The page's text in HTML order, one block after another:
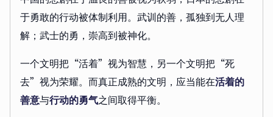
于勇敢的行动被体制利用。武训的善，孤独到无人理
解；武士的勇，崇高到被神化。
一个文明把“活着”视为智慧，另一个文明把“死
去”视为荣耀。而真正成熟的文明，应当能在活着的
善意与行动的勇气之间取得平衡。